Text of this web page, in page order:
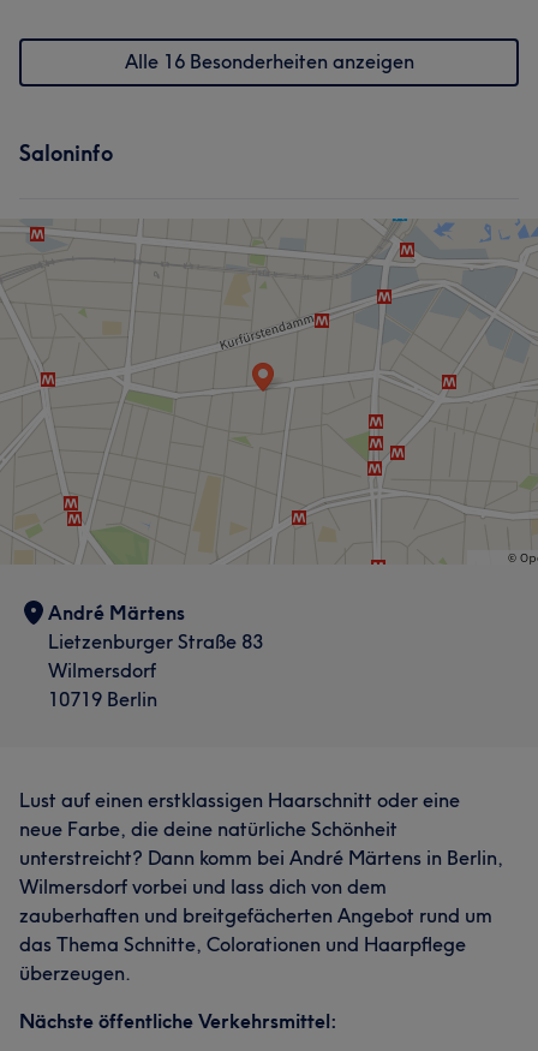
Professionell 6 Herzlich 6
Was unsere Kunden über Damla sagen
Professionell
Was unsere Kunden über Nadine sagen
Alle 16 Besonderheiten anzeigen
Saloninfo
André Märtens
Lietzenburger Straße 83
Wilmersdorf
10719 Berlin
Lust auf einen erstklassigen Haarschnitt oder eine
neue Farbe, die deine natürliche Schönheit
unterstreicht? Dann komm bei André Märtens in Berlin,
Wilmersdorf vorbei und lass dich von dem
zauberhaften und breitgefächerten Angebot rund um
das Thema Schnitte, Colorationen und Haarpflege
überzeugen.
Nächste öffentliche Verkehrsmittel: